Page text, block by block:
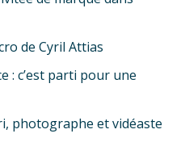
de Cyril Attias
: c’est parti pour une
photographe et vidéaste